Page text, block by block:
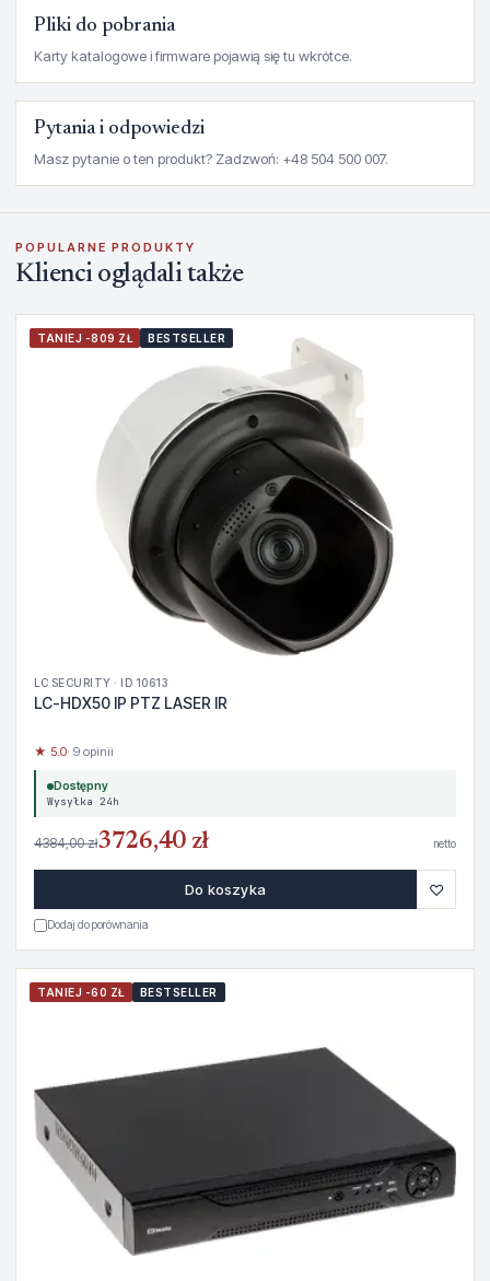
Pliki do pobrania
Karty katalogowe i firmware pojawią się tu wkrótce.
Pytania i odpowiedzi
Masz pytanie o ten produkt? Zadzwoń: +48 504 500 007.
POPULARNE PRODUKTY
Klienci oglądali także
TANIEJ -809 ZŁ BESTSELLER
LC SECURITY · ID 10613
LC-HDX50 IP PTZ LASER IR
★ 5.0· 9 opinii
Dostępny
Wysyłka 24h
4384,00 zł3726,40 zł netto
Do koszyka ♡
Dodaj do porównania
TANIEJ -60 ZŁ BESTSELLER